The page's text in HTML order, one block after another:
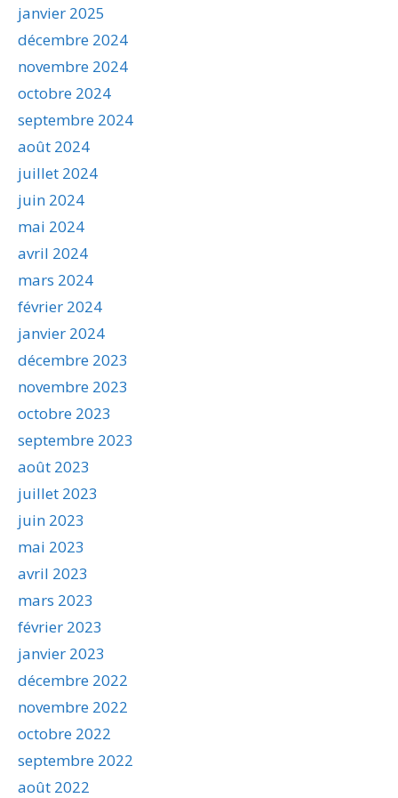
janvier 2025
décembre 2024
novembre 2024
octobre 2024
septembre 2024
août 2024
juillet 2024
juin 2024
mai 2024
avril 2024
mars 2024
février 2024
janvier 2024
décembre 2023
novembre 2023
octobre 2023
septembre 2023
août 2023
juillet 2023
juin 2023
mai 2023
avril 2023
mars 2023
février 2023
janvier 2023
décembre 2022
novembre 2022
octobre 2022
septembre 2022
août 2022